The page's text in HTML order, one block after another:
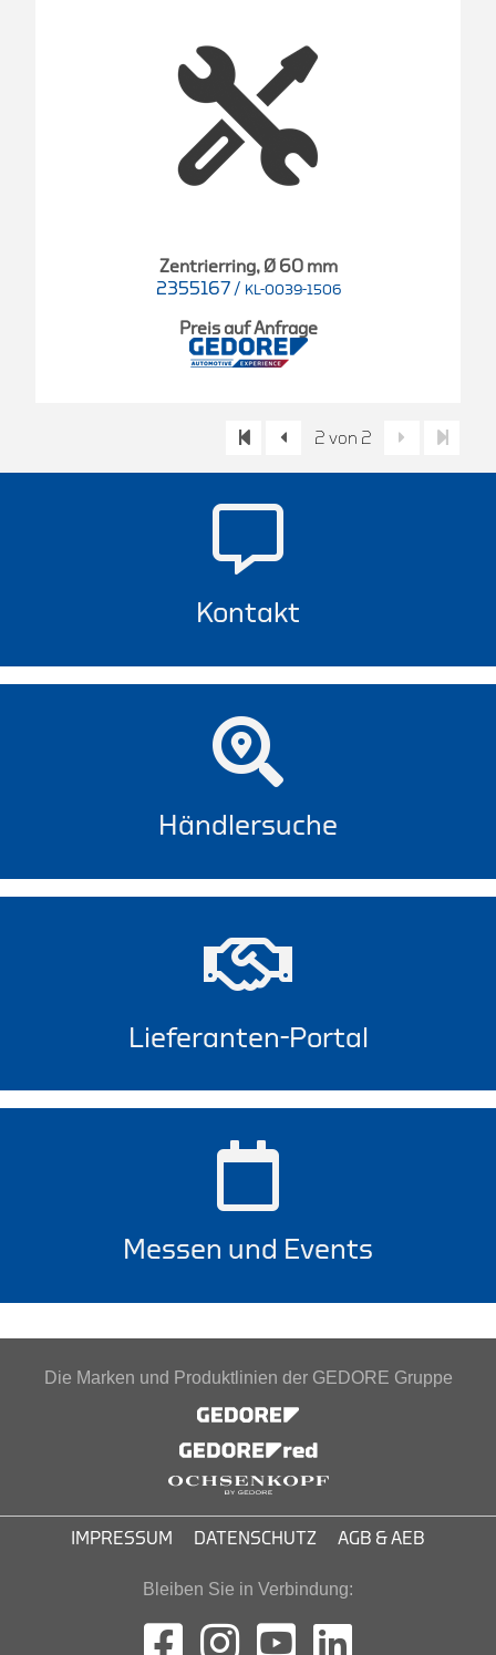
Zentrierring, Ø 60 mm
2355167 / KL-0039-1506
Preis auf Anfrage
2 von 2
Kontakt
Händlersuche
Lieferanten-Portal
Messen und Events
Die Marken und Produktlinien der GEDORE Gruppe
IMPRESSUM DATENSCHUTZ AGB & AEB
Bleiben Sie in Verbindung: